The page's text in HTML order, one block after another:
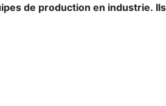
de production en industrie.